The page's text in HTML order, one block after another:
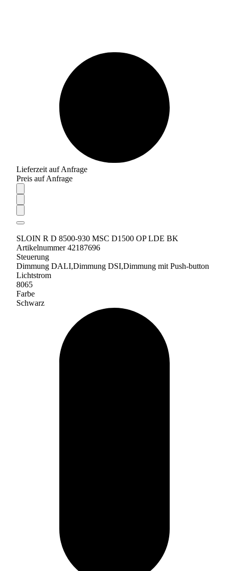
Lieferzeit auf Anfrage
Preis auf Anfrage
SLOIN R D 8500-930 MSC D1500 OP LDE BK
Artikelnummer 42187696
Steuerung
Dimmung DALI,Dimmung DSI,Dimmung mit Push-button
Lichtstrom
8065
Farbe
Schwarz